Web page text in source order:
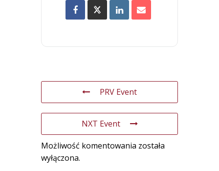
PRV Event
NXT Event
Możliwość komentowania została
wyłączona.